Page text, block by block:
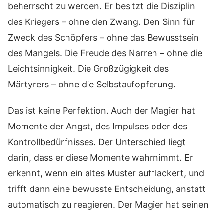
beherrscht zu werden. Er besitzt die Disziplin
des Kriegers – ohne den Zwang. Den Sinn für
Zweck des Schöpfers – ohne das Bewusstsein
des Mangels. Die Freude des Narren – ohne die
Leichtsinnigkeit. Die Großzügigkeit des
Märtyrers – ohne die Selbstaufopferung.
Das ist keine Perfektion. Auch der Magier hat
Momente der Angst, des Impulses oder des
Kontrollbedürfnisses. Der Unterschied liegt
darin, dass er diese Momente wahrnimmt. Er
erkennt, wenn ein altes Muster aufflackert, und
trifft dann eine bewusste Entscheidung, anstatt
automatisch zu reagieren. Der Magier hat seinen